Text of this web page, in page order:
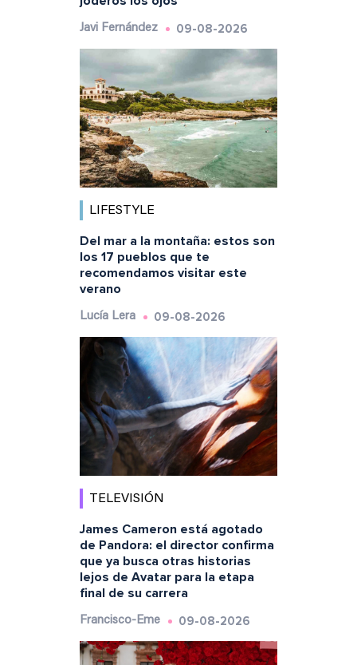
Javi Fernández 09-08-2026
LIFESTYLE
Del mar a la montaña: estos son
los 17 pueblos que te
recomendamos visitar este
verano
Lucía Lera 09-08-2026
TELEVISIÓN
James Cameron está agotado
de Pandora: el director confirma
que ya busca otras historias
lejos de Avatar para la etapa
final de su carrera
Francisco-Eme 09-08-2026